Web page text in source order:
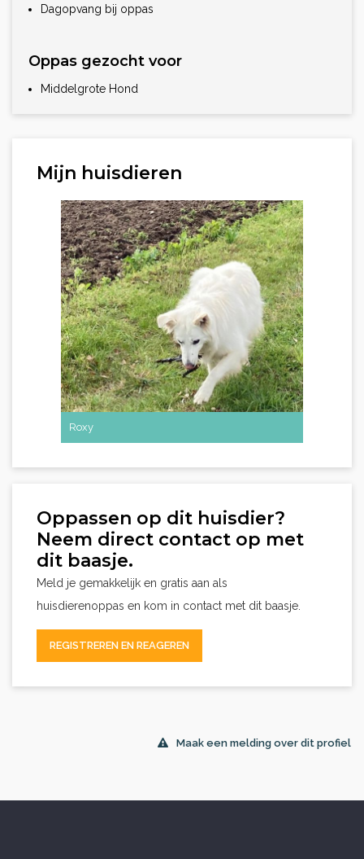
Dagopvang bij oppas
Oppas gezocht voor
Middelgrote Hond
Mijn huisdieren
Roxy
Oppassen op dit huisdier?
Neem direct contact op met
dit baasje.
Meld je gemakkelijk en gratis aan als
huisdierenoppas en kom in contact met dit baasje.
REGISTREREN EN REAGEREN
Maak een melding over dit profiel